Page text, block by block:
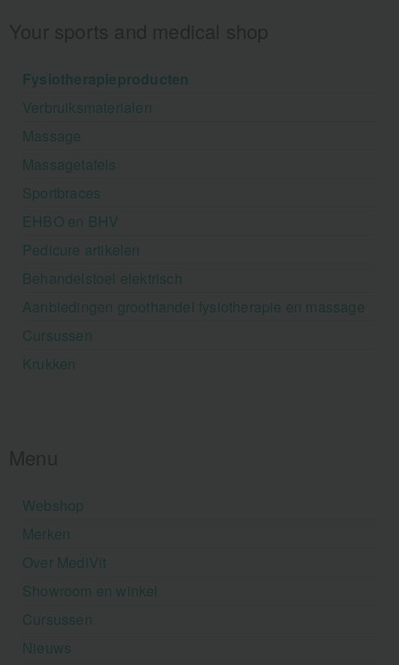
Fysiotherapieproducten
Verbruiksmaterialen
Massage
Massagetafels
Sportbraces
EHBO en BHV
Pedicure artikelen
Behandelstoel elektrisch
Aanbiedingen groothandel fysiotherapie en massage
Cursussen
Krukken
Webshop
Merken
Over MediVit
Showroom en winkel
Cursussen
Nieuws